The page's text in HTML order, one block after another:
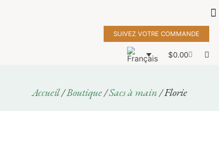
SUIVEZ VOTRE COMMANDE
$0.00
Accueil/Boutique/Sacs à main/ Florie